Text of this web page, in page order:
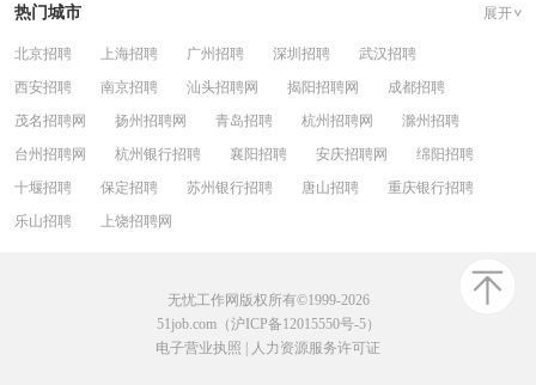
热门城市 展开
北京招聘 上海招聘 广州招聘 深圳招聘
武汉招聘
西安招聘
南京招聘 汕头招聘网 揭阳招聘网
成都招聘
茂名招聘网
扬州招聘网 青岛招聘 杭州招聘网
滁州招聘
台州招聘网
杭州银行招聘 襄阳招聘 安庆招聘网
绵阳招聘
十堰招聘
保定招聘 苏州银行招聘 唐山招聘
重庆银行招聘
乐山招聘
上饶招聘网
无忧工作网版权所有©1999-2026
51job.com（沪ICP备12015550号-5）
电子营业执照
人力资源服务许可证